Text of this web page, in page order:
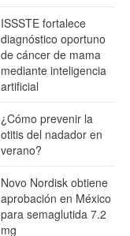
ISSSTE fortalece
diagnóstico oportuno
de cáncer de mama
mediante inteligencia
artificial
¿Cómo prevenir la
otitis del nadador en
verano?
Novo Nordisk obtiene
aprobación en México
para semaglutida 7.2
mg